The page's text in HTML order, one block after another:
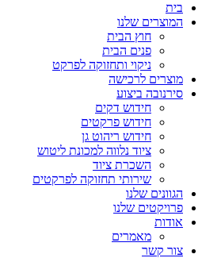
בית
המוצרים שלנו
חוץ הבית
פנים הבית
ניקוי ותחזוקה לפרקט
מוצרים לרכישה
סירנובה ביצוע
חידוש דקים
חידוש פרקטים
חידוש ריהוט גן
ציוד נלווה למכונת ליטוש
השכרת ציוד
שירותי תחזוקה לפרקטים
הגוונים שלנו
פרויקטים שלנו
אודות
מאמרים
צור קשר